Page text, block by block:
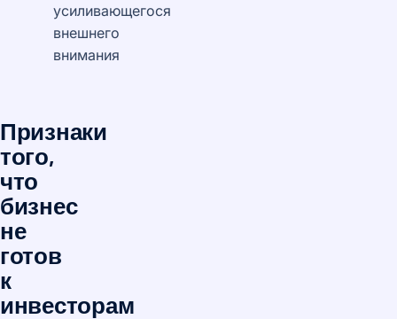
усиливающегося
внешнего
внимания
Признаки
того,
что
бизнес
не
готов
к
инвесторам